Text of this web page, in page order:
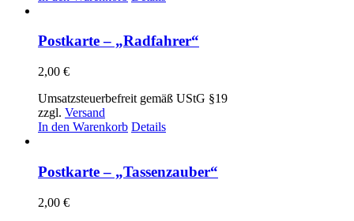
Postkarte – „Radfahrer“
2,00 €
Umsatzsteuerbefreit gemäß UStG §19
zzgl. Versand
In den Warenkorb Details
Postkarte – „Tassenzauber“
2,00 €